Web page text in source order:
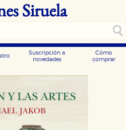
Siruela
Suscripción a
novedades
Cómo
comprar